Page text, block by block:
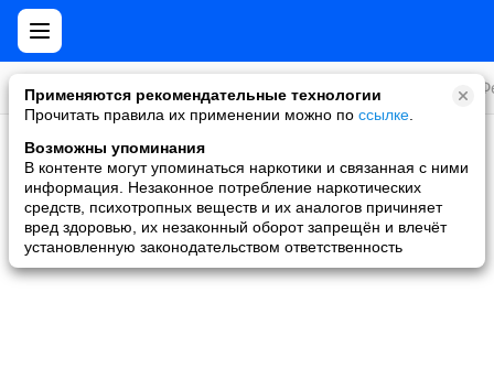
Все игры
Применяются рекомендательные технологии
Прочитать правила их применении можно по ссылке
Возможны упоминания
В контенте могут упоминаться наркотики и связанная с ними
информация. Незаконное потребление наркотических
средств, психотропных веществ и их аналогов причиняет
вред здоровью, их незаконный оборот запрещён и влечёт
установленную законодательством ответственность
Скидки и акции
Ни одной игры не найдено